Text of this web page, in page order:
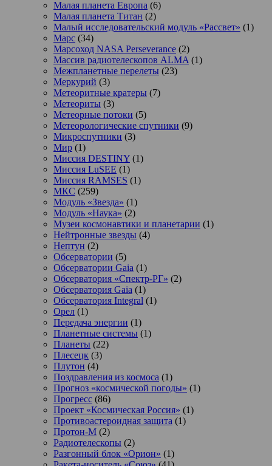
Малая планета Европа (6)
Малая планета Титан (2)
Малый исследовательский модуль «Рассвет» (1)
Марс (34)
Марсоход NASA Perseverance (2)
Массив радиотелескопов ALMA (1)
Межпланетные перелеты (23)
Меркурий (3)
Метеоритные кратеры (7)
Метеориты (3)
Метеорные потоки (5)
Метеорологические спутники (9)
Микроспутники (3)
Мир (1)
Миссия DESTINY (1)
Миссия LuSEE (1)
Миссия RAMSES (1)
МКС (259)
Модуль «Звезда» (1)
Модуль «Наука» (2)
Музеи космонавтики и планетарии (1)
Нейтронные звезды (4)
Нептун (2)
Обсерватории (5)
Обсерватории Gaia (1)
Обсерватория «Спектр-РГ» (2)
Обсерватория Gaia (1)
Обсерватория Integral (1)
Орел (1)
Передача энергии (1)
Планетные системы (1)
Планеты (22)
Плесецк (3)
Плутон (4)
Поздравления из космоса (1)
Прогноз «космической погоды» (1)
Прогресс (86)
Проект «Космическая Россия» (1)
Противоастероидная защита (1)
Протон-М (2)
Радиотелескопы (2)
Разгонный блок «Орион» (1)